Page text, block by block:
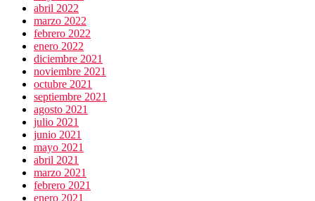
abril 2022
marzo 2022
febrero 2022
enero 2022
diciembre 2021
noviembre 2021
octubre 2021
septiembre 2021
agosto 2021
julio 2021
junio 2021
mayo 2021
abril 2021
marzo 2021
febrero 2021
enero 2021